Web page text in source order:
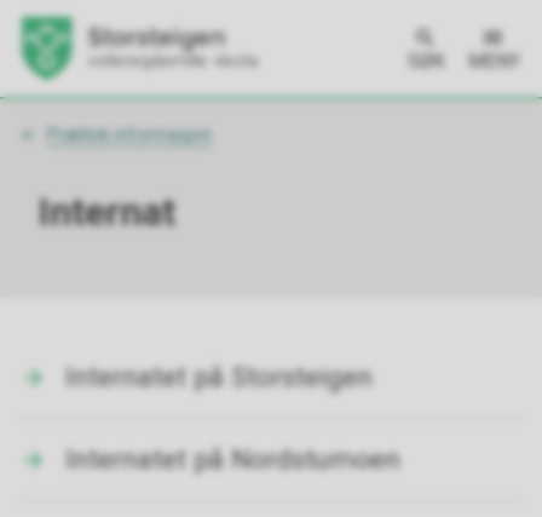
SØK MENY
Du
Praktisk informasjon
Internat
Internatet på Storsteigen
Internatet på Nordstumoen